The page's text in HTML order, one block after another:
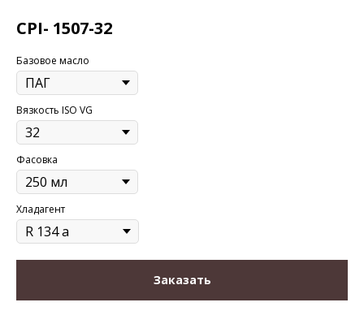
CPI- 1507-32
Базовое масло
Вязкость ISO VG
Фасовка
Хладагент
Заказать